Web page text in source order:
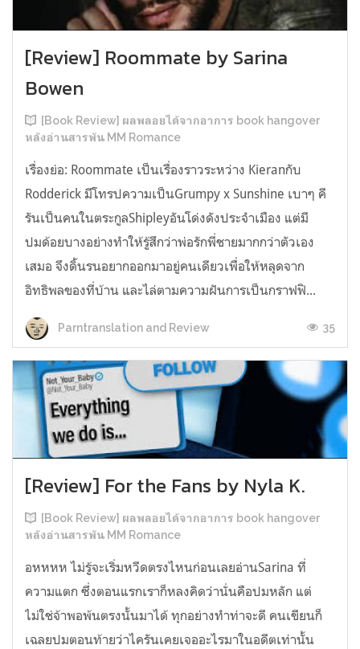
[Review] Roommate by Sarina
Bowen
[Book Review] ผลพลอยได้จากอาการ book hangover
หลังอ่านสารพัน MM Romance
เรื่องย่อ: Roommate เป็นเรื่องราวระหว่าง Kieranกับ
Rodderick มีโทรปความเป็นGrumpy x Sunshine เบาๆ คี
รันเป็นคนในตระกูลShipleyอันโด่งดังประจำเมือง แต่มี
ปมด้อยบางอย่างทำให้รู้สึกว่าพ่อรักพี่ชายมากกว่าตัวเอง
เสมอ จึงดิ้นรนอยากออกมาอยู่คนเดียวเพื่อให้หลุดจาก
อิทธิพลของที่บ้าน และไล่ตามความฝันการเป็นกราฟฟิ...
Parntranslation and Review 35
[Review] For the Fans by Nyla K.
[Book Review] ผลพลอยได้จากอาการ book hangover
หลังอ่านสารพัน MM Romance
อหหหห ไม่รู้จะเริ่มหวีดตรงไหนก่อนเลยอ่านSarina ที่
ความแตก ซึ่งตอนแรกเราก็หลงคิดว่านั่นคือปมหลัก แต่
ไม่ใช่จ้าพอพ้นตรงนั้นมาได้ ทุกอย่างทำท่าจะดี คนเขียนก็
เฉลยปมตอนท้ายว่าไครันเคยเจออะไรมาในอดีตเท่านั้น